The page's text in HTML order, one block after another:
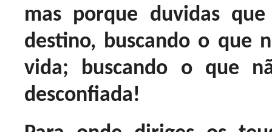
mas porque duvidas
destino, buscando o que
vida; buscando o que
desconfiada!